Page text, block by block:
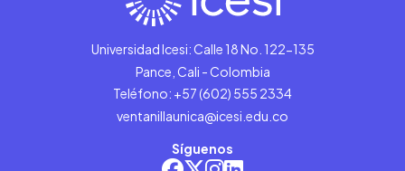
Universidad Icesi: Calle 18 No. 122-135
Pance, Cali - Colombia
Teléfono: +57 (602) 555 2334
ventanillaunica@icesi.edu.co
Síguenos